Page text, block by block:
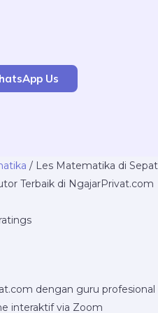
Us
/ Les Matematika di
Terbaik di NgajarPrivat.com
dengan guru profesional
interaktif via Zoom